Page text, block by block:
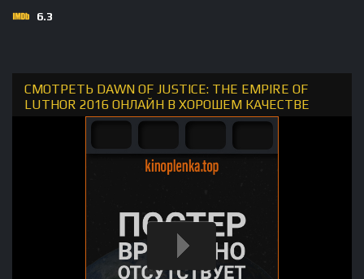
6.3
СМОТРЕТЬ DAWN OF JUSTICE: THE EMPIRE OF
LUTHOR 2016 ОНЛАЙН В ХОРОШЕМ КАЧЕСТВЕ